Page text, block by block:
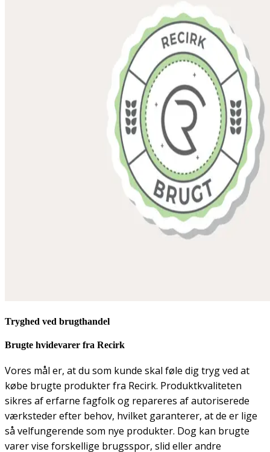
Tryghed ved brugthandel
Brugte hvidevarer fra Recirk
Vores mål er, at du som kunde skal føle dig tryg ved at
købe brugte produkter fra Recirk. Produktkvaliteten
sikres af erfarne fagfolk og repareres af autoriserede
værksteder efter behov, hvilket garanterer, at de er lige
så velfungerende som nye produkter. Dog kan brugte
varer vise forskellige brugsspor, slid eller andre